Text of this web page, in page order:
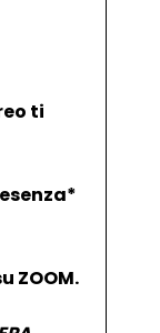
ti
ZOOM.